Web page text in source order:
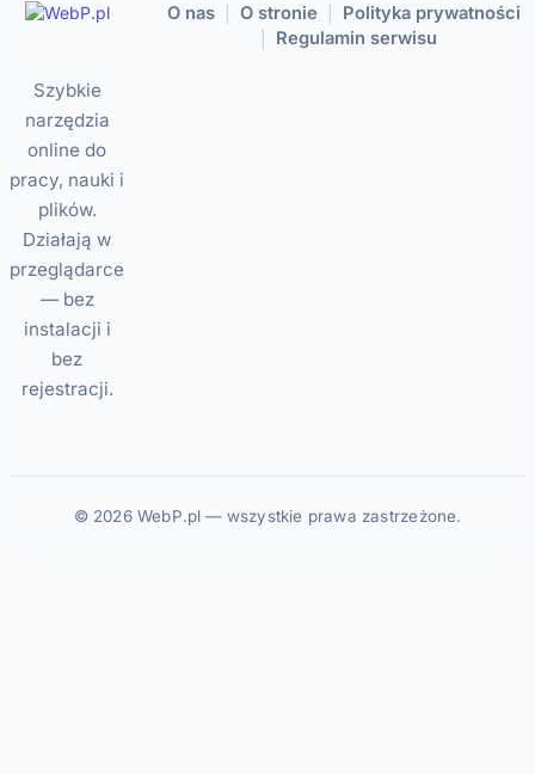
Szybkie
narzędzia
online do
pracy, nauki i
plików.
Działają w
przeglądarce
— bez
instalacji i
bez
rejestracji.
O nas O stronie Polityka prywatności
Regulamin serwisu
© 2026 WebP.pl — wszystkie prawa zastrzeżone.